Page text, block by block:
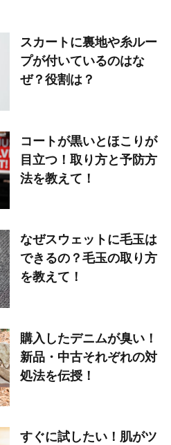
スカートに裏地や糸ルー
プが付いているのはな
ぜ？役割は？
コートが黒いとほこりが
目立つ！取り方と予防方
法を教えて！
なぜスウェットに毛玉は
できるの？毛玉の取り方
を教えて！
購入したデニムが臭い！
新品・中古それぞれの対
処法を伝授！
すぐに試したい！肌がツ